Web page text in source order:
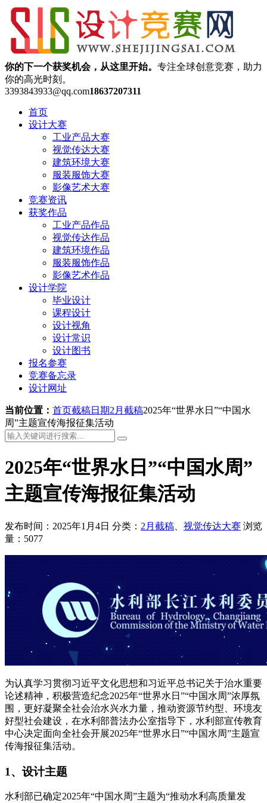
你的下一个获奖机会，从这里开始。 专注全球创意竞赛，助力
你的高光时刻。
3393843933@qq.com18637207311
首页
设计大赛
工业产品大赛
视觉传达大赛
建筑环境大赛
服装服饰大赛
影像艺术大赛
竞赛资讯
获奖作品
工业产品作品
视觉传达作品
建筑环境作品
服装服饰作品
影像艺术作品
设计学院
毕业设计
课程设计
设计视角
设计常识
设计图书
报名参赛
竞赛备忘录
设计网址
当前位置： 首页截稿日期2月截稿2025年“世界水日”“中国水
周”主题宣传海报征集活动
2025年“世界水日”“中国水周”
主题宣传海报征集活动
发布时间：2025年1月4日 分类： 2月截稿 视觉传达大赛 浏览
量：5077
为认真学习贯彻习近平文化思想和习近平总书记关于治水重要
论述精神，积极营造纪念2025年“世界水日”“中国水周”浓厚氛
围，更好凝聚全社会治水兴水力量，推动资源节约型、环境友
好型社会建设，在水利部普法办公室指导下，水利部宣传教育
中心决定面向全社会开展2025年“世界水日”“中国水周”主题宣
传海报征集活动。
1、设计主题
水利部已确定2025年“中国水周”主题为“推动水利高质量发